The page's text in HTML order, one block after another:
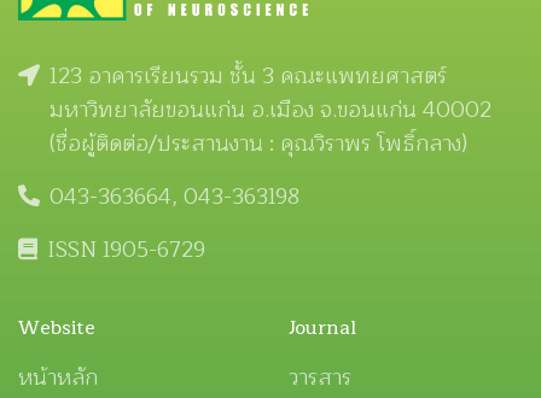
123 อาคารเรียนรวม ชั้น 3 คณะแพทยศาสตร์
มหาวิทยาลัยขอนแก่น อ.เมือง จ.ขอนแก่น 40002
(ชื่อผู้ติดต่อ/ประสานงาน : คุณวิราพร โพธิ์กลาง)
043-363664, 043-363198
ISSN 1905-6729
Website
หน้าหลัก
Journal
วารสาร